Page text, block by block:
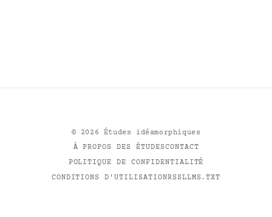
© 2026 Études idéamorphiques
À PROPOS DES ÉTUDESCONTACT
POLITIQUE DE CONFIDENTIALITÉ
CONDITIONS D'UTILISATIONRSSLLMS.TXT